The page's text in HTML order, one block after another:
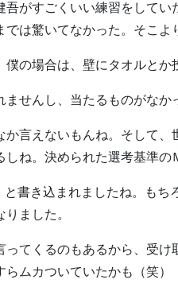
がすごくいい練習をして
は驚いてなかった。そこよ
の場合は、壁にタオルとか
せんし、当たるものがなか
言えないもんね。そして、
ね。決められた選考基準の
書き込まれましたね。もち
ました。
てくるのもあるから、受け
ムカついていたかも（笑）